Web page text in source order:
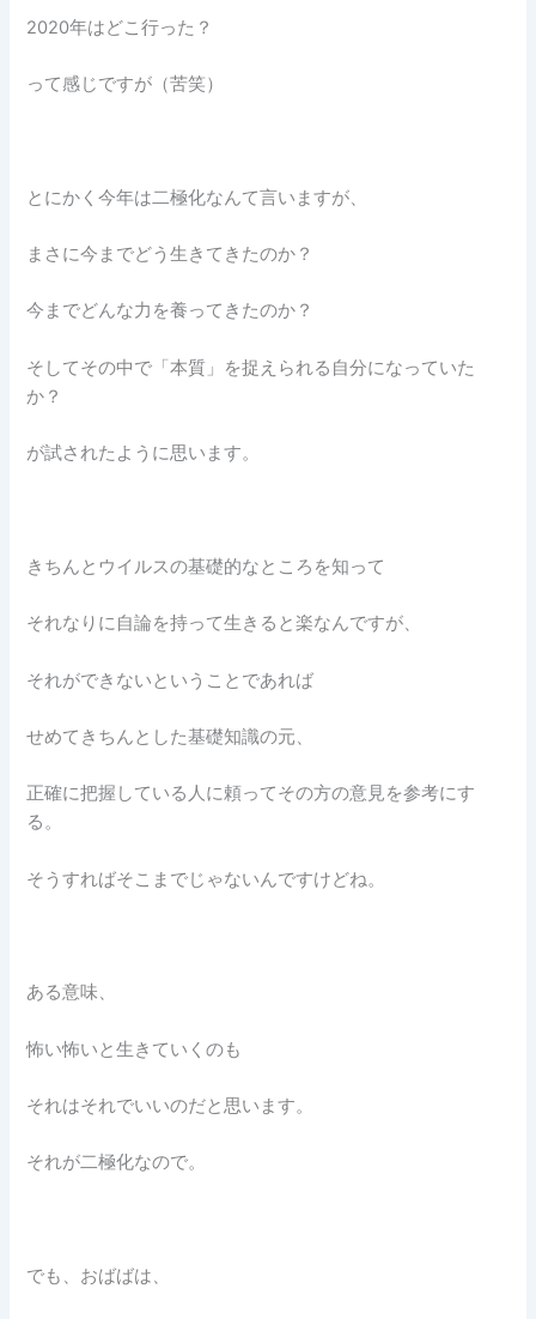
2020年はどこ行った？
って感じですが（苦笑）
とにかく今年は二極化なんて言いますが、
まさに今までどう生きてきたのか？
今までどんな力を養ってきたのか？
そしてその中で「本質」を捉えられる自分になっていた
か？
が試されたように思います。
きちんとウイルスの基礎的なところを知って
それなりに自論を持って生きると楽なんですが、
それができないということであれば
せめてきちんとした基礎知識の元、
正確に把握している人に頼ってその方の意見を参考にす
る。
そうすればそこまでじゃないんですけどね。
ある意味、
怖い怖いと生きていくのも
それはそれでいいのだと思います。
それが二極化なので。
でも、おばばは、